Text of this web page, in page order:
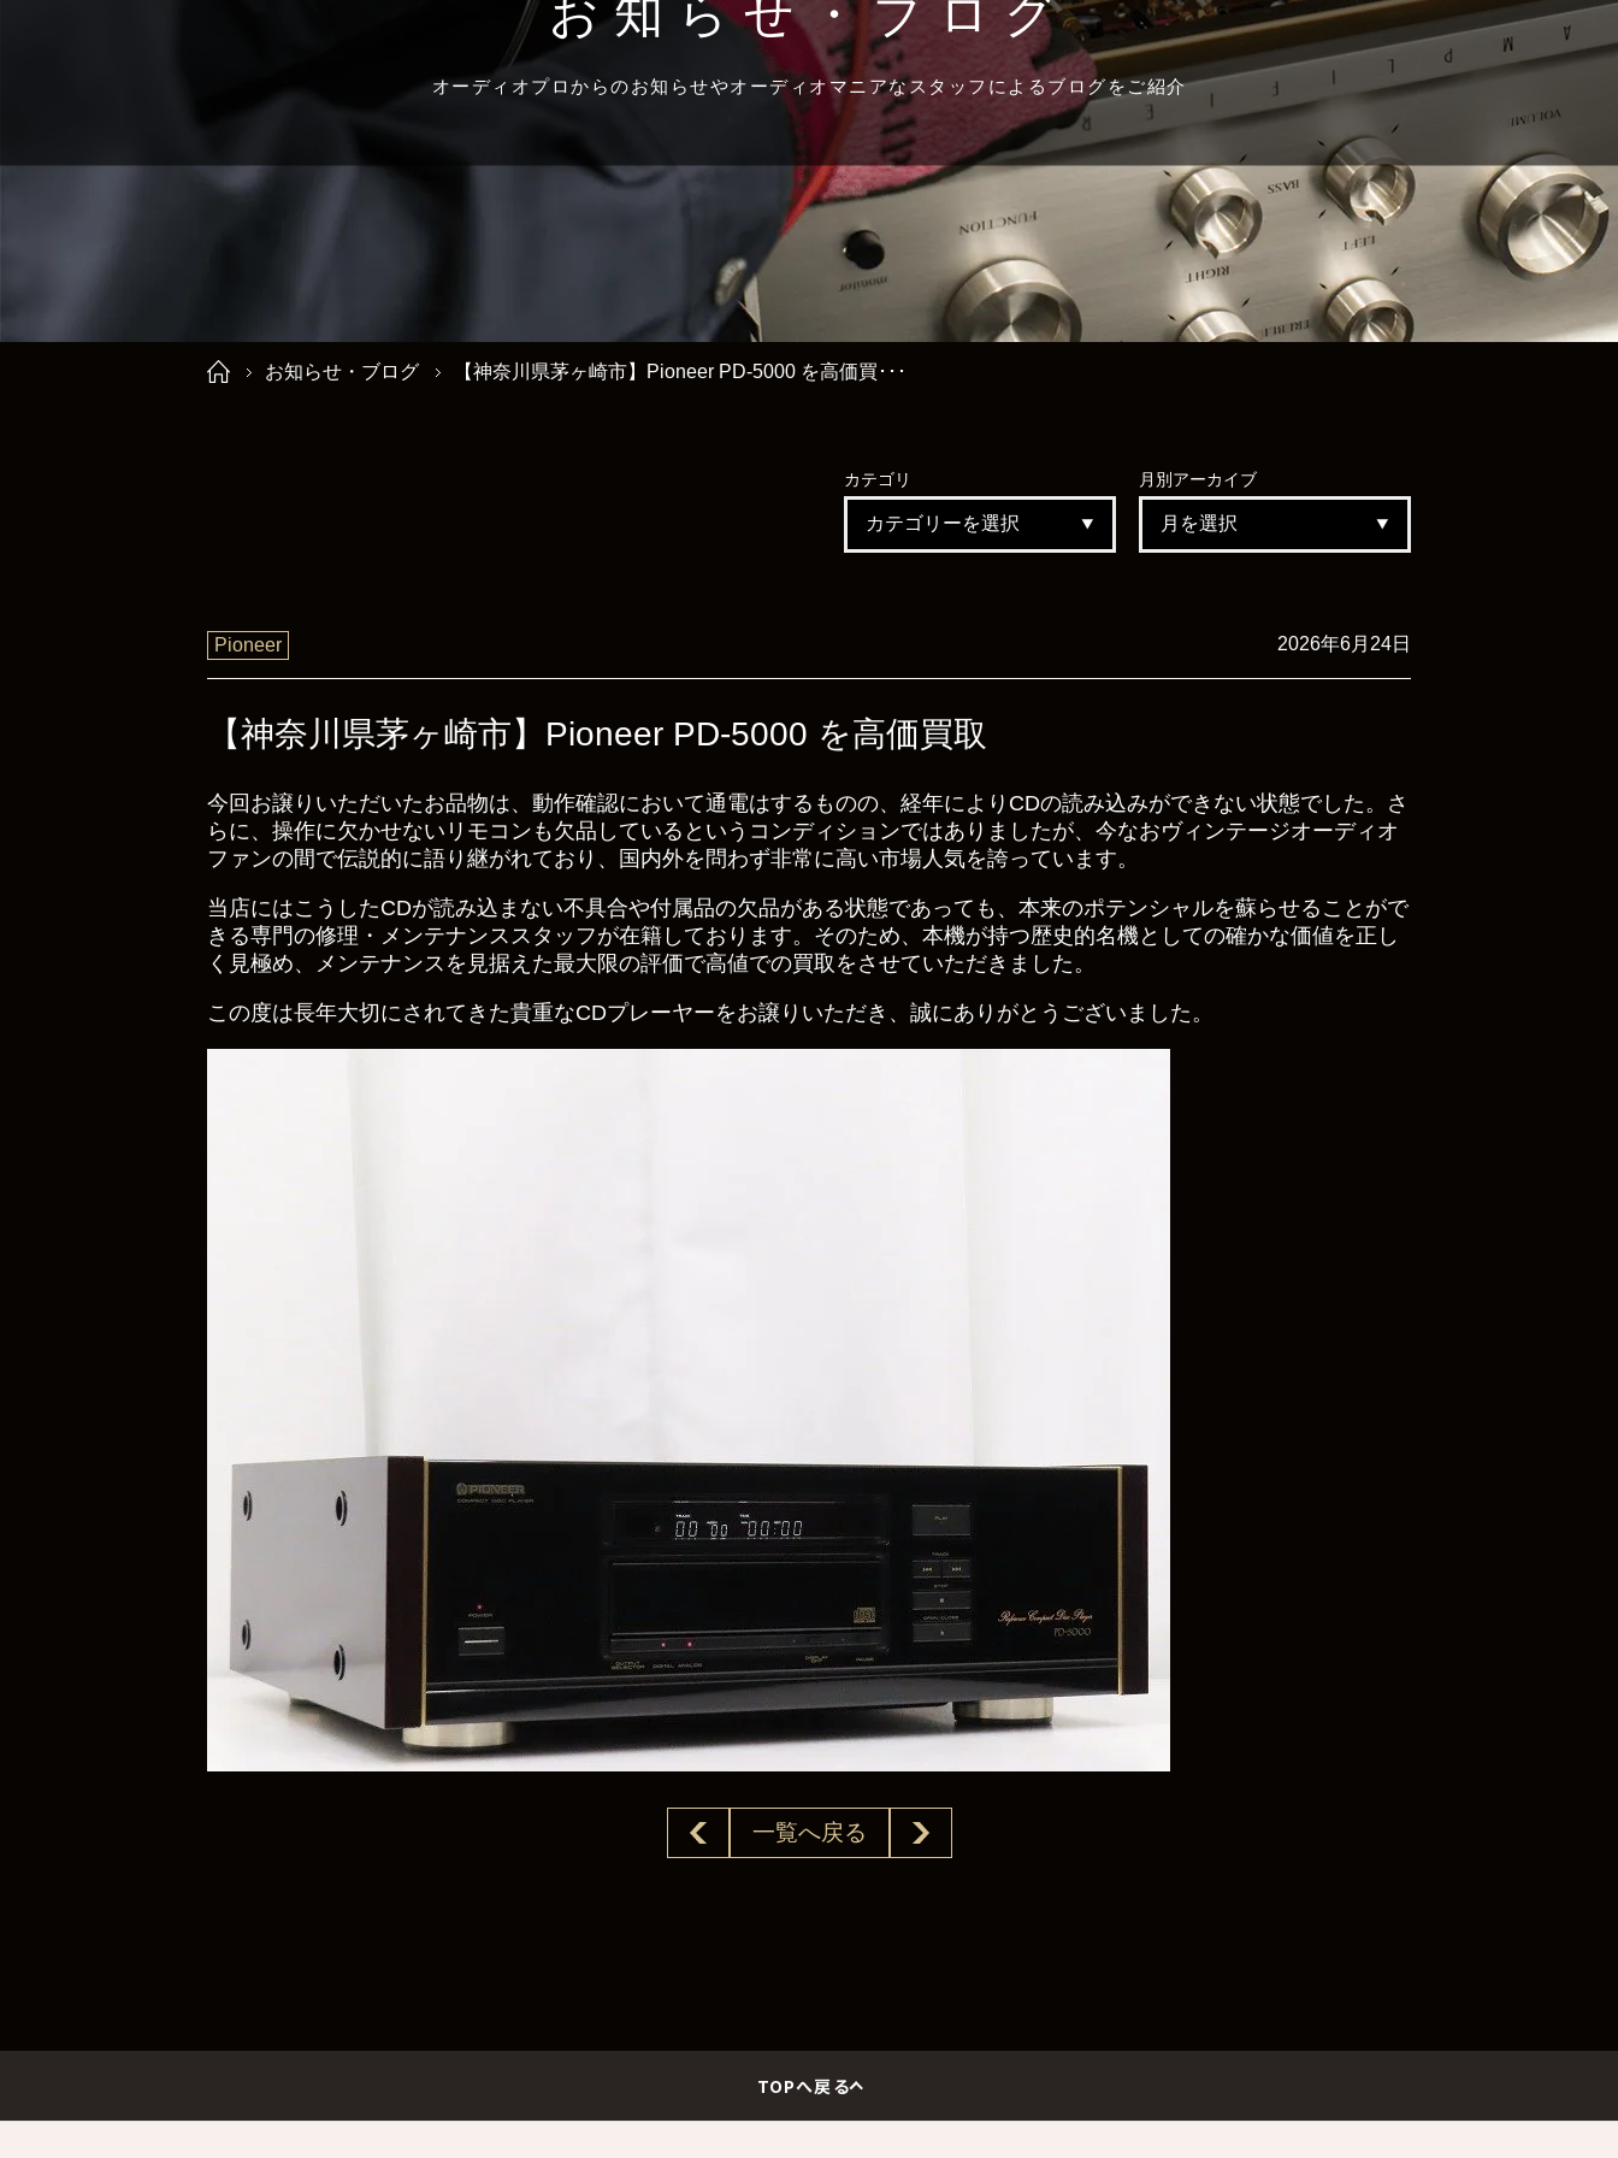
お知らせ・ブログ
オーディオプロからのお知らせやオーディオマニアなスタッフによるブログをご紹介
お知らせ・ブログ 【神奈川県茅ヶ崎市】Pioneer PD-5000 を高価買･･･
カテゴリ 月別 アーカイブ
Pioneer 2026年6月24日
【神奈川県茅ヶ崎市】Pioneer PD-5000 を高価買取
今回お譲りいただいたお品物は、動作確認において通電はするものの、経年によりCDの読み込みができない状態でした。さ
らに、操作に欠かせないリモコンも欠品しているというコンディションではありましたが、今なおヴィンテージオーディオ
ファンの間で伝説的に語り継がれており、国内外を問わず非常に高い市場人気を誇っています。
当店にはこうしたCDが読み込まない不具合や付属品の欠品がある状態であっても、本来のポテンシャルを蘇らせることがで
きる専門の修理・メンテナンススタッフが在籍しております。そのため、本機が持つ歴史的名機としての確かな価値を正し
く見極め、メンテナンスを見据えた最大限の評価で高値での買取をさせていただきました。
この度は長年大切にされてきた貴重なCDプレーヤーをお譲りいただき、誠にありがとうございました。
一覧へ戻る
TOPへ戻る